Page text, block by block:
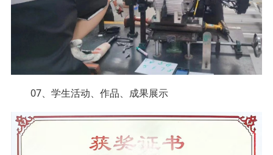
07、学生活动、作品、成果展示